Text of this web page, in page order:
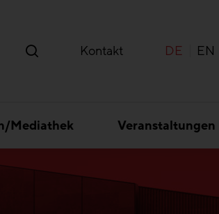
Kontakt DE EN
Mediathek Veranstaltungen